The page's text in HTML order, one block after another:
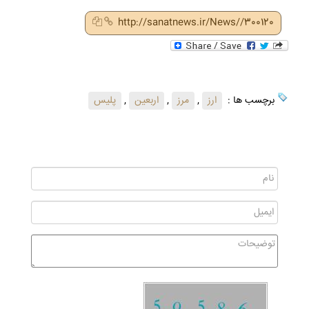
http://sanatnews.ir/News//300120
برچسب ها : ارز , مرز , اربعین , پلیس